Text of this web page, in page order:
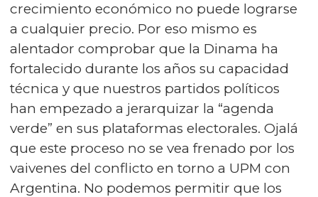
crecimiento económico no puede lograrse
a cualquier precio. Por eso mismo es
alentador comprobar que la Dinama ha
fortalecido durante los años su capacidad
técnica y que nuestros partidos políticos
han empezado a jerarquizar la “agenda
verde” en sus plataformas electorales. Ojalá
que este proceso no se vea frenado por los
vaivenes del conflicto en torno a UPM con
Argentina. No podemos permitir que los